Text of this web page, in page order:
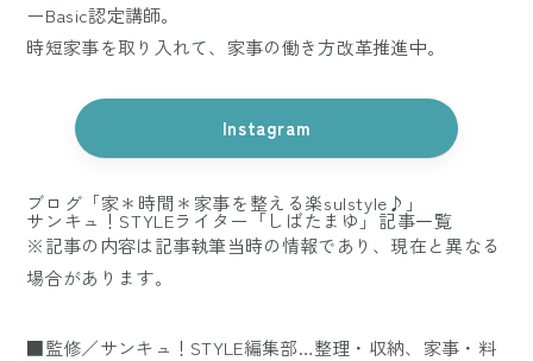
ーBasic認定講師。
時短家事を取り入れて、家事の働き方改革推進中。
Instagram
ブログ「家＊時間＊家事を整える楽sulstyle♪」
サンキュ！STYLEライター「しばたまゆ」記事一覧
※記事の内容は記事執筆当時の情報であり、現在と異なる
場合があります。
■監修／サンキュ！STYLE編集部…整理・収納、家事・料